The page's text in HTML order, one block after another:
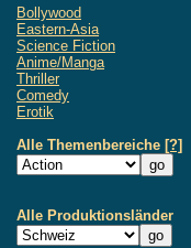
Bollywood
Eastern-Asia
Science Fiction
Anime/Manga
Thriller
Comedy
Erotik
Alle Themenbereiche [?]
Alle Produktionsländer